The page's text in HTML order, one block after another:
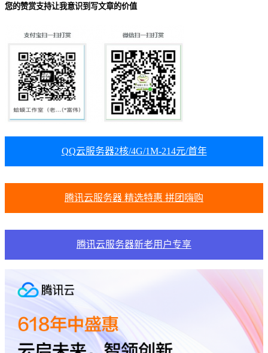
您的赞赏支持让我意识到写文章的价值
QQ云服务器2核/4G/1M-214元/首年
腾讯云服务器 精选特惠 拼团嗨购
腾讯云服务器新老用户专享